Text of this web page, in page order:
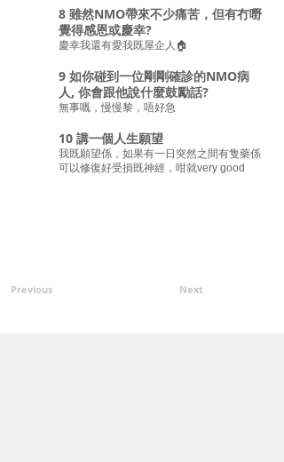
8 雖然NMO帶來不少痛苦，但有冇嘢
覺得感恩或慶幸?
慶幸我還有愛我既屋企人🏠
9 如你碰到一位剛剛確診的NMO病
人, 你會跟他說什麼鼓勵話?
無事嘅，慢慢黎，唔好急
10 講一個人生願望
我既願望係，如果有一日突然之間有隻藥係
可以修復好受損既神經，咁就very good
Previous Next